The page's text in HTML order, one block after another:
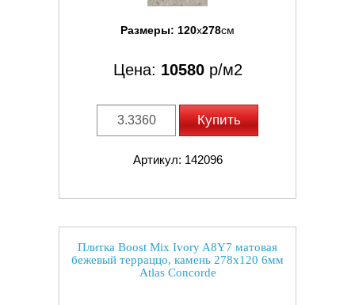
Размеры: 120x278см
Цена: 10580р/м2
Купить
Артикул: 142096
Плитка Boost Mix Ivory A8Y7 матовая
бежевый терраццо, камень 278x120 6мм
Atlas Concorde